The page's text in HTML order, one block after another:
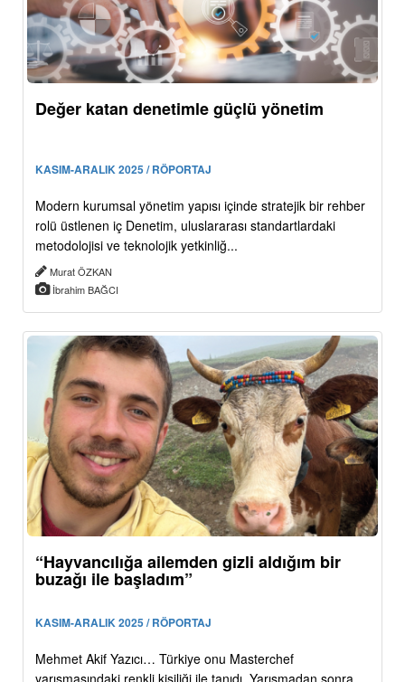
Değer katan denetimle güçlü yönetim
KASIM-ARALIK 2025 / RÖPORTAJ
Modern kurumsal yönetim yapısı içinde stratejik bir rehber
rolü üstlenen iç Denetim, uluslararası standartlardaki
metodolojisi ve teknolojik yetkinliğ...
Murat ÖZKAN
İbrahim BAĞCI
“Hayvancılığa ailemden gizli aldığım bir
buzağı ile başladım”
KASIM-ARALIK 2025 / RÖPORTAJ
Mehmet Akif Yazıcı… Türkiye onu Masterchef
yarışmasındaki renkli kişiliği ile tanıdı. Yarışmadan sonra